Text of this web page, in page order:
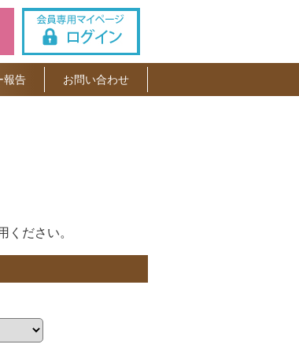
報告 お問い合わせ
ください。